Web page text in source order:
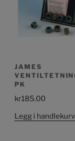
JAMES
PK
kr185.00
Legg i handlekurv